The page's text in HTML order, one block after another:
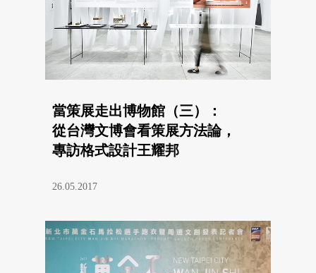
當策展走出博物館（三）：
從台灣文博會看策展方法論，
專訪格式設計王耀邦
26.05.2017